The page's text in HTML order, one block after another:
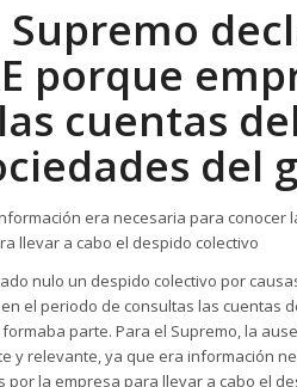
porque
cuentas
del
era necesaria para conocer
llevar a cabo el despido colectivo
nulo un despido colectivo por
el periodo de consultas las cuentas
parte. Para el Supremo, la
y relevante, ya que era información
por la empresa para llevar a cabo el